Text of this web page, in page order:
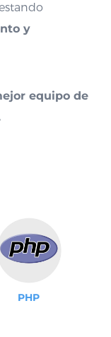
y
equipo de
PHP